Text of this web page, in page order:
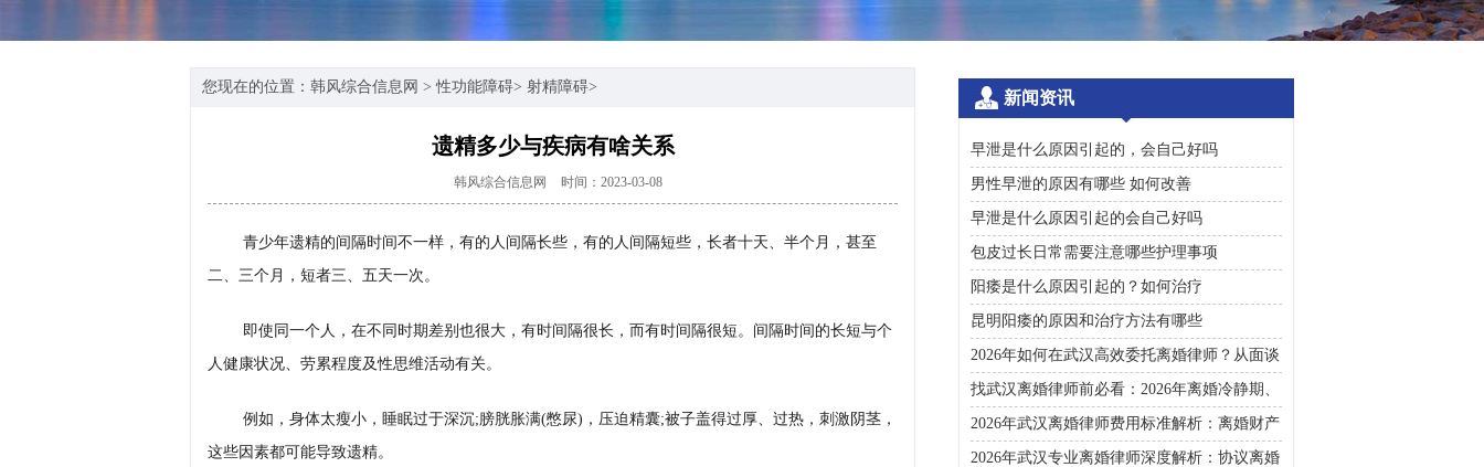
您现在的位置： 韩风综合信息网 >性功能障碍> 射精障碍>
遗精多少与疾病有啥关系
韩风综合信息网 时间：2023-03-08
青少年遗精的间隔时间不一样，有的人间隔长些，有的人间隔短些，长者十天、半个月，甚至
二、三个月，短者三、五天一次。
即使同一个人，在不同时期差别也很大，有时间隔很长，而有时间隔很短。间隔时间的长短与个
人健康状况、劳累程度及性思维活动有关。
例如，身体太瘦小，睡眠过于深沉;膀胱胀满(憋尿)，压迫精囊;被子盖得过厚、过热，刺激阴茎，
这些因素都可能导致遗精。
新闻资讯
早泄是什么原因引起的，会自己好吗
男性早泄的原因有哪些 如何改善
早泄是什么原因引起的会自己好吗
包皮过长日常需要注意哪些护理事项
阳痿是什么原因引起的？如何治疗
昆明阳痿的原因和治疗方法有哪些
2026年如何在武汉高效委托离婚律师？从面谈
咨询到判决执行的完整避雷手册
找武汉离婚律师前必看：2026年离婚冷静期、
彩礼返还及房产分割高频问题汇总
2026年武汉离婚律师费用标准解析：离婚财产
分割、债务处理及子女抚养指南
2026年武汉专业离婚律师深度解析：协议离婚